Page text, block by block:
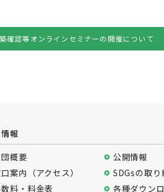
確認等オンラインセミナーの開催について
報
概要
公開情報
案内（アクセス）
SDGsの取り
料・料金表
各種ダウン